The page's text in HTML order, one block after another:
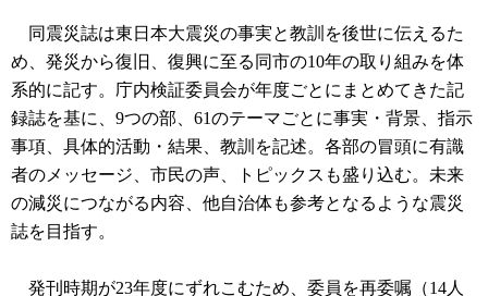
同震災誌は東日本大震災の事実と教訓を後世に伝えるた
め、発災から復旧、復興に至る同市の10年の取り組みを体
系的に記す。庁内検証委員会が年度ごとにまとめてきた記
録誌を基に、9つの部、61のテーマごとに事実・背景、指示
事項、具体的活動・結果、教訓を記述。各部の冒頭に有識
者のメッセージ、市民の声、トピックスも盛り込む。未来
の減災につながる内容、他自治体も参考となるような震災
誌を目指す。
発刊時期が23年度にずれこむため、委員を再委嘱（14人